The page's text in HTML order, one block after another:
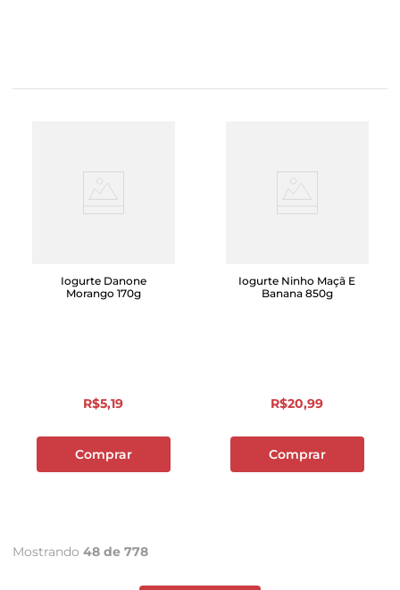
Iogurte Danone
Morango 170g
R$5,19
Comprar
Iogurte Ninho Maçã E
Banana 850g
R$20,99
Comprar
Mostrando 48 de 778